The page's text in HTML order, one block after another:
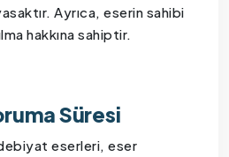
Ayrıca, eserin sahibi
hakkına sahiptir.
Süresi
eserleri, eser